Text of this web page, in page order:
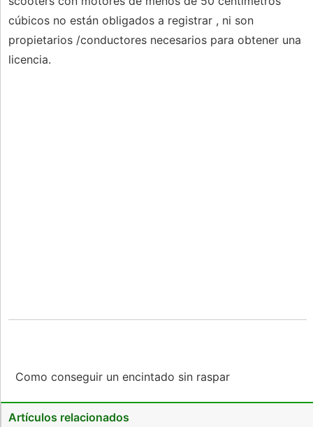
cúbicos no están obligados a registrar , ni son
propietarios /conductores necesarios para obtener una
licencia.
Como conseguir un encintado sin raspar
Artículos relacionados